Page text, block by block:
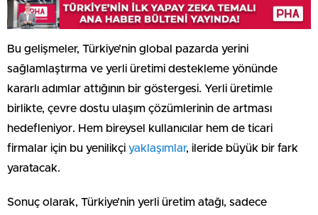
Bu gelişmeler, Türkiye’nin global pazarda yerini
sağlamlaştırma ve yerli üretimi destekleme yönünde
kararlı adımlar attığının bir göstergesi. Yerli üretimle
birlikte, çevre dostu ulaşım çözümlerinin de artması
hedefleniyor. Hem bireysel kullanıcılar hem de ticari
firmalar için bu yenilikçi yaklaşımlar, ileride büyük bir fark
yaratacak.
Sonuç olarak, Türkiye’nin yerli üretim atağı, sadece